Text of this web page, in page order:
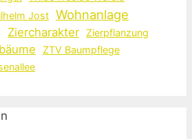
Jost Wohnanlage
Ziercharakter Zierpflanzung
ZTV Baumpflege